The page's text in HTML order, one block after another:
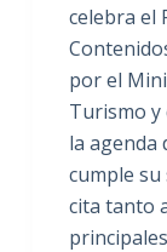
celebra el
por el
Turismo y
la agenda
cumple su
cita tanto